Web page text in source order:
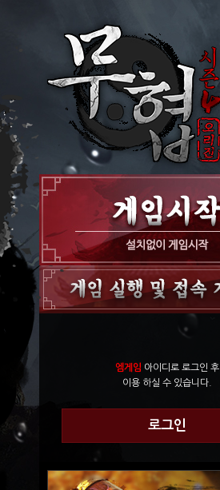
엠게임 아이디로 로그인 후
이용 하실 수 있습니다.
로그인